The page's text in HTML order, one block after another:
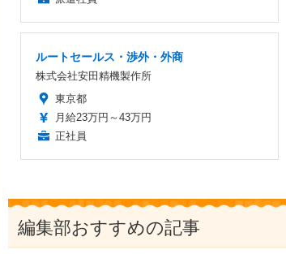
ルートセールス・渉外・外商
株式会社安田精機製作所
東京都
月給23万円～43万円
正社員
編集部おすすめの記事